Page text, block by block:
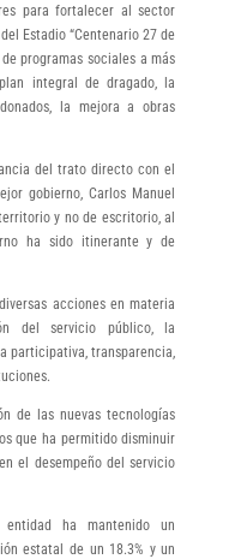
para fortalecer al sector
Estadio “Centenario 27 de
programas sociales a más
integral de dragado, la
la mejora a obras
del trato directo con el
gobierno, Carlos Manuel
y no de escritorio, al
ha sido itinerante y de
acciones en materia
del servicio público, la
participativa, transparencia,
de las nuevas tecnologías
que ha permitido disminuir
el desempeño del servicio
ha mantenido un
estatal de un 18.3% y un